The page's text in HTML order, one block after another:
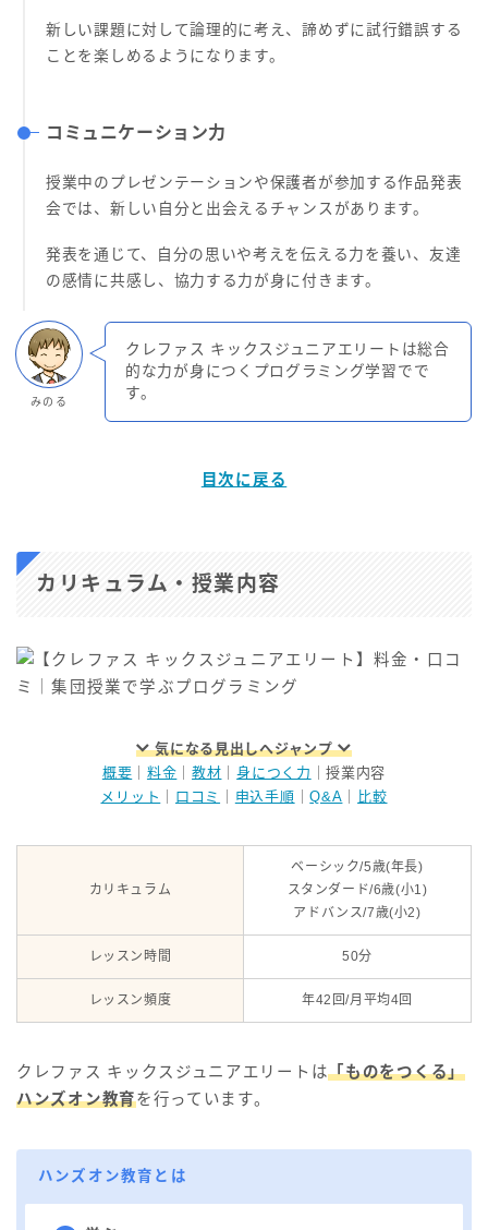
新しい課題に対して論理的に考え、諦めずに試行錯誤する
ことを楽しめるようになります。
コミュニケーション力
授業中のプレゼンテーションや保護者が参加する作品発表
会では、新しい自分と出会えるチャンスがあります。
発表を通じて、自分の思いや考えを伝える力を養い、友達
の感情に共感し、協力する力が身に付きます。
みのる
クレファス キックスジュニアエリートは総合
的な力が身につくプログラミング学習でで
す。
目次に戻る
カリキュラム・授業内容
気になる見出しへジャンプ
概要
料金 ｜教材 ｜身につく力
｜授業内容
メリット
口コミ 申込手順 ｜Q&A 比較
カリキュラム
ベーシック/5歳(年長)
スタンダード/6歳(小1)
アドバンス/7歳(小2)
レッスン時間 50分
レッスン頻度 年42回/月平均4回
クレファス キックスジュニアエリートは「ものをつくる」
ハンズオン教育を行っています。
ハンズオン教育とは